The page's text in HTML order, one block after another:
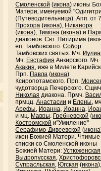
Смоленской (икона) иконы
Матери, именуемой
(Путеводительница). Апп. от
Прохора (икона), Никанора
(икона), Тимона (икона) и
диаконов. Свт. Питирима (
еп. Тамбовского. Собор
Тамбовских святых. Мч.
Мч. Евстафия Анкирского. Мч.
Акакия, иже в Милете
Прп. Павла (икона)
Ксиропотамского. Прп.
чудотворца Печерского.
Николая диакона. Прмч.
прмцц. Анастасии и Елены,
Арефы, Иоанна, Иоанна,
и мц. Мавры. Гребневской (
Костромской и"Умиление"
Серафимо-Дивеевской (икона
икон Божией Матери. Чтимые
списки со Смоленской иконы
Божией Матери: Устюженская
Выдропусская,
Супрасльская, Югская (икона),